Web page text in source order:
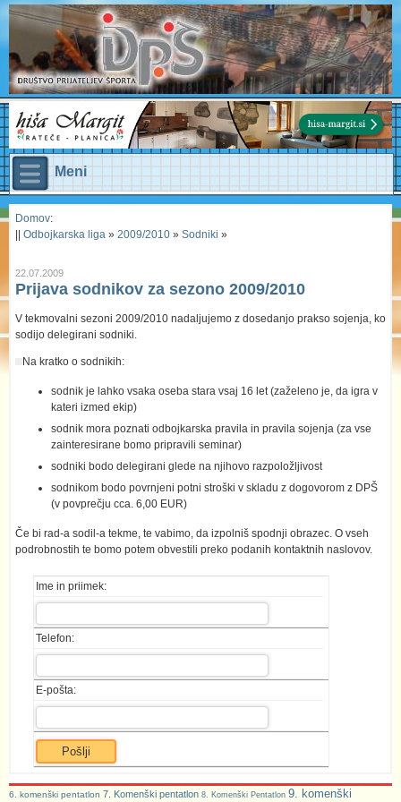
Meni
Domov:
Odbojkarska liga » 2009/2010 » Sodniki »
22.07.2009
Prijava sodnikov za sezono 2009/2010
V tekmovalni sezoni 2009/2010 nadaljujemo z dosedanjo prakso sojenja, ko
sodijo delegirani sodniki.
Na kratko o sodnikih:
sodnik je lahko vsaka oseba stara vsaj 16 let (zaželeno je, da igra v
kateri izmed ekip)
sodnik mora poznati odbojkarska pravila in pravila sojenja (za vse
zainteresirane bomo pripravili seminar)
sodniki bodo delegirani glede na njihovo razpoložljivost
sodnikom bodo povrnjeni potni stroški v skladu z dogovorom z DPŠ
(v povprečju cca. 6,00 EUR)
Če bi rad-a sodil-a tekme, te vabimo, da izpolniš spodnji obrazec. O vseh
podrobnostih te bomo potem obvestili preko podanih kontaktnih naslovov.
Ime in priimek:
Telefon:
E-pošta:
6. komenški pentatlon 7. Komenški pentatlon 8. Komenški Pentatlon 9. komenški